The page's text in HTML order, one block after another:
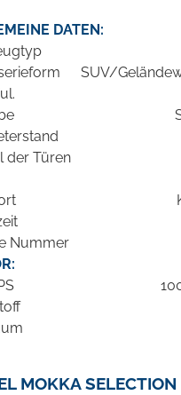
DATEN:
SUV/
der Türen
Nummer
MOKKA SELECTION